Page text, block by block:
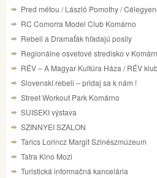
Pred métou / László Pomothy /
RC Comorra Model Club Komárno
Rebeli a Dramaťák hľadajú posily
Regionálne osvetové stredisko v
RÉV – A Magyar Kultúra Háza / RÉV
Slovenskí rebeli – pridaj sa k nám !
Street Workout Park Komárno
SUISEKI výstava
SZINNYEI SZALON
Tarics Lorincz Margit Szinészmúzeum
Tatra Kino Mozi
Turistická informačná kancelária